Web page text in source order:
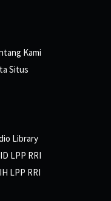
Kami
Situs
Library
LPP RRI
LPP RRI